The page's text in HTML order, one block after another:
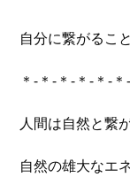
自分に繋がるこ
＊-＊-＊-＊-＊-
人間は自然と繋
自然の雄大なエ